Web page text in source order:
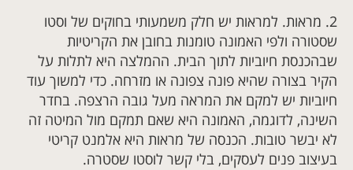
2. מראות. למראות יש חלק משמעותי בחוקים של וסטו
שסטורה ולפי האמונה טומנות בחובן את הקריטיות
שבהכנסת חיוביות לתוך הבית. ההמלצה היא לתלות על
הקיר בצורה שהיא פונה צפונה או מזרחה. כדי למשוך עוד
חיוביות יש למקם את המראה מעל גובה הרצפה. בחדר
השינה, לדוגמה, האמונה היא שאם תמקם מול המיטה זה
לא יבשר טובות. הכנסה של מראות היא אלמנט קריטי
בעיצוב פנים לעסקים, בלי קשר לוסטו שסטרה.